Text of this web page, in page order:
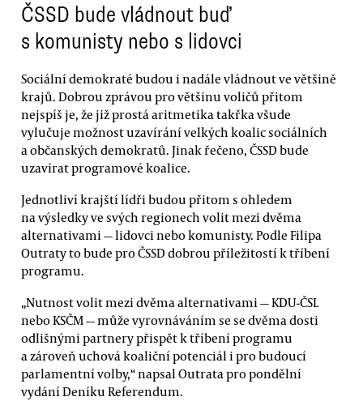
ČSSD bude vládnout buď
s komunisty nebo s lidovci
Sociální demokraté budou i nadále vládnout ve většině
krajů. Dobrou zprávou pro většinu voličů přitom
nejspíš je, že již prostá aritmetika takřka všude
vylučuje možnost uzavírání velkých koalic sociálních
a občanských demokratů. Jinak řečeno, ČSSD bude
uzavírat programové koalice.
Jednotliví krajští lídři budou přitom s ohledem
na výsledky ve svých regionech volit mezi dvěma
alternativami — lidovci nebo komunisty. Podle Filipa
Outraty to bude pro ČSSD dobrou příležitostí k tříbení
programu.
„Nutnost volit mezi dvěma alternativami — KDU-ČSL
nebo KSČM — může vyrovnáváním se se dvěma dosti
odlišnými partnery přispět k tříbení programu
a zároveň uchová koaliční potenciál i pro budoucí
parlamentní volby,“ napsal Outrata pro pondělní
vydání Deníku Referendum.